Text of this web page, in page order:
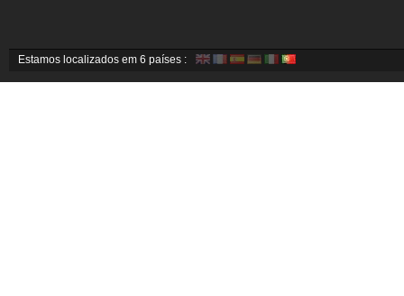
Estamos localizados em 6 países :